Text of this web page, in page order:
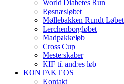
World Diabetes Run
Røsnæsløbet
Møllebakken Rundt Løbet
Lerchenborgløbet
Madpakkeløb
Cross Cup
Mesterskaber
KIF til andres løb
KONTAKT OS
Kontakt